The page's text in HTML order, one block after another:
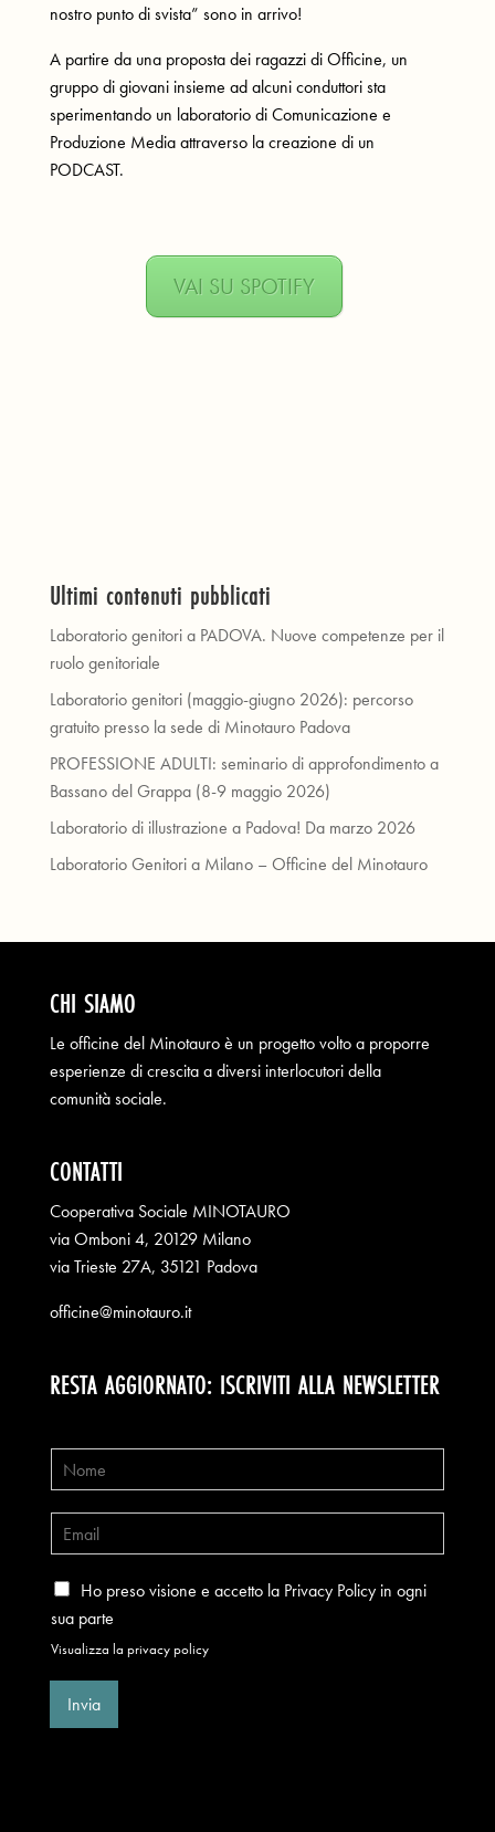
nostro punto di svista” sono in arrivo!
A partire da una proposta dei ragazzi di Officine, un
gruppo di giovani insieme ad alcuni conduttori sta
sperimentando un laboratorio di Comunicazione e
Produzione Media attraverso la creazione di un
PODCAST.
VAI SU SPOTIFY
Ultimi contenuti pubblicati
Laboratorio genitori a PADOVA. Nuove competenze per il
ruolo genitoriale
Laboratorio genitori (maggio-giugno 2026): percorso
gratuito presso la sede di Minotauro Padova
PROFESSIONE ADULTI: seminario di approfondimento a
Bassano del Grappa (8-9 maggio 2026)
Laboratorio di illustrazione a Padova! Da marzo 2026
Laboratorio Genitori a Milano – Officine del Minotauro
CHI SIAMO
Le officine del Minotauro è un progetto volto a proporre
esperienze di crescita a diversi interlocutori della
comunità sociale.
CONTATTI
Cooperativa Sociale MINOTAURO
via Omboni 4, 20129 Milano
via Trieste 27A, 35121 Padova
officine@minotauro.it
RESTA AGGIORNATO: ISCRIVITI ALLA NEWSLETTER
Ho preso visione e accetto la Privacy Policy in ogni
sua parte
Visualizza la privacy policy
Invia